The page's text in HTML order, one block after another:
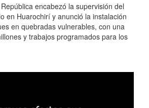
encabezó la supervisión del
en Huarochirí y anunció la instalación
en quebradas vulnerables, con una
y trabajos programados para los